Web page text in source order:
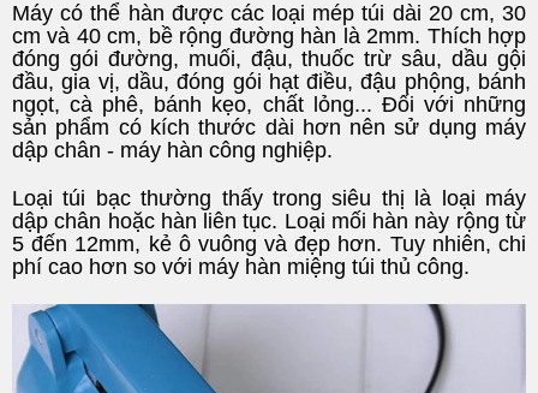
Máy có thể hàn được các loại mép túi dài 20 cm, 30
cm và 40 cm, bề rộng đường hàn là 2mm. Thích hợp
đóng gói đường, muối, đậu, thuốc trừ sâu, dầu gội
đầu, gia vị, dầu, đóng gói hạt điều, đậu phộng, bánh
ngọt, cà phê, bánh kẹo, chất lỏng... Đối với những
sản phẩm có kích thước dài hơn nên sử dụng máy
dập chân - máy hàn công nghiệp.
Loại túi bạc thường thấy trong siêu thị là loại máy
dập chân hoặc hàn liên tục. Loại mối hàn này rộng từ
5 đến 12mm, kẻ ô vuông và đẹp hơn. Tuy nhiên, chi
phí cao hơn so với máy hàn miệng túi thủ công.